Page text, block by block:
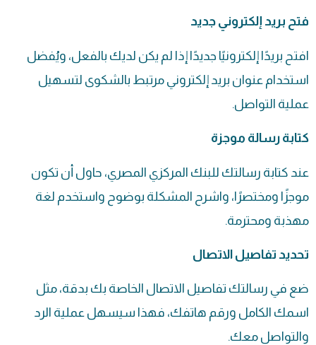
فتح بريد إلكتروني جديد
افتح بريدًا إلكترونيًا جديدًا إذا لم يكن لديك بالفعل، ويُفضل
استخدام عنوان بريد إلكتروني مرتبط بالشكوى لتسهيل
عملية التواصل.
كتابة رسالة موجزة
عند كتابة رسالتك للبنك المركزي المصري، حاول أن تكون
موجزًا ومختصرًا، واشرح المشكلة بوضوح واستخدم لغة
مهذبة ومحترمة.
تحديد تفاصيل الاتصال
ضع في رسالتك تفاصيل الاتصال الخاصة بك بدقة، مثل
اسمك الكامل ورقم هاتفك، فهذا سيسهل عملية الرد
والتواصل معك.